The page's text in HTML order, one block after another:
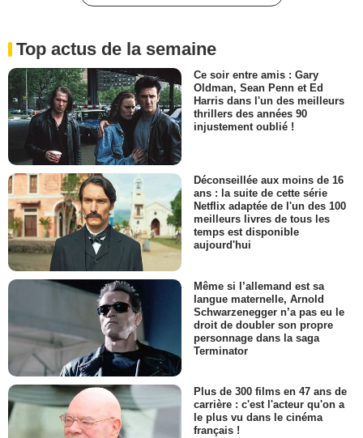
Top actus de la semaine
Ce soir entre amis : Gary
Oldman, Sean Penn et Ed
Harris dans l'un des meilleurs
thrillers des années 90
injustement oublié !
Déconseillée aux moins de 16
ans : la suite de cette série
Netflix adaptée de l'un des 100
meilleurs livres de tous les
temps est disponible
aujourd'hui
Même si l’allemand est sa
langue maternelle, Arnold
Schwarzenegger n’a pas eu le
droit de doubler son propre
personnage dans la saga
Terminator
Plus de 300 films en 47 ans de
carrière : c'est l'acteur qu'on a
le plus vu dans le cinéma
français !